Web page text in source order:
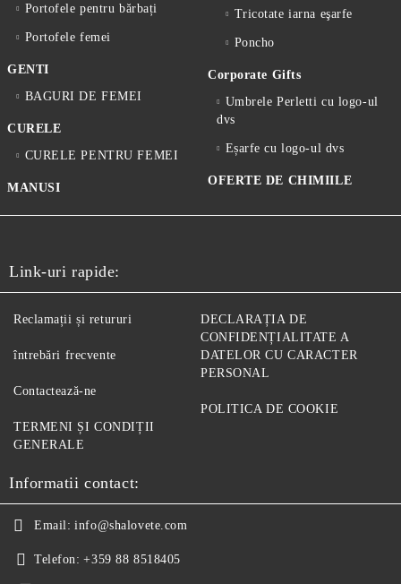
Portofele pentru bărbați
Portofele femei
GENTI
BAGURI DE FEMEI
CURELE
CURELE PENTRU FEMEI
MANUSI
Tricotate iarna eşarfe
Poncho
Corporate Gifts
Umbrele Perletti cu logo-ul
dvs
Eșarfe cu logo-ul dvs
OFERTE DE CHIMIILE
Link-uri rapide:
Reclamații și retururi
întrebări frecvente
Contactează-ne
TERMENI ȘI CONDIȚII
GENERALE
DECLARAȚIA DE
CONFIDENȚIALITATE A
DATELOR CU CARACTER
PERSONAL
POLITICA DE COOKIE
Informatii contact:
Email: info@shalovete.com
Telefon: +359 88 8518405